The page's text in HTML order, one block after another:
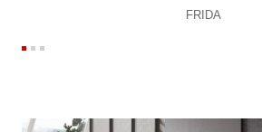
FRIDA